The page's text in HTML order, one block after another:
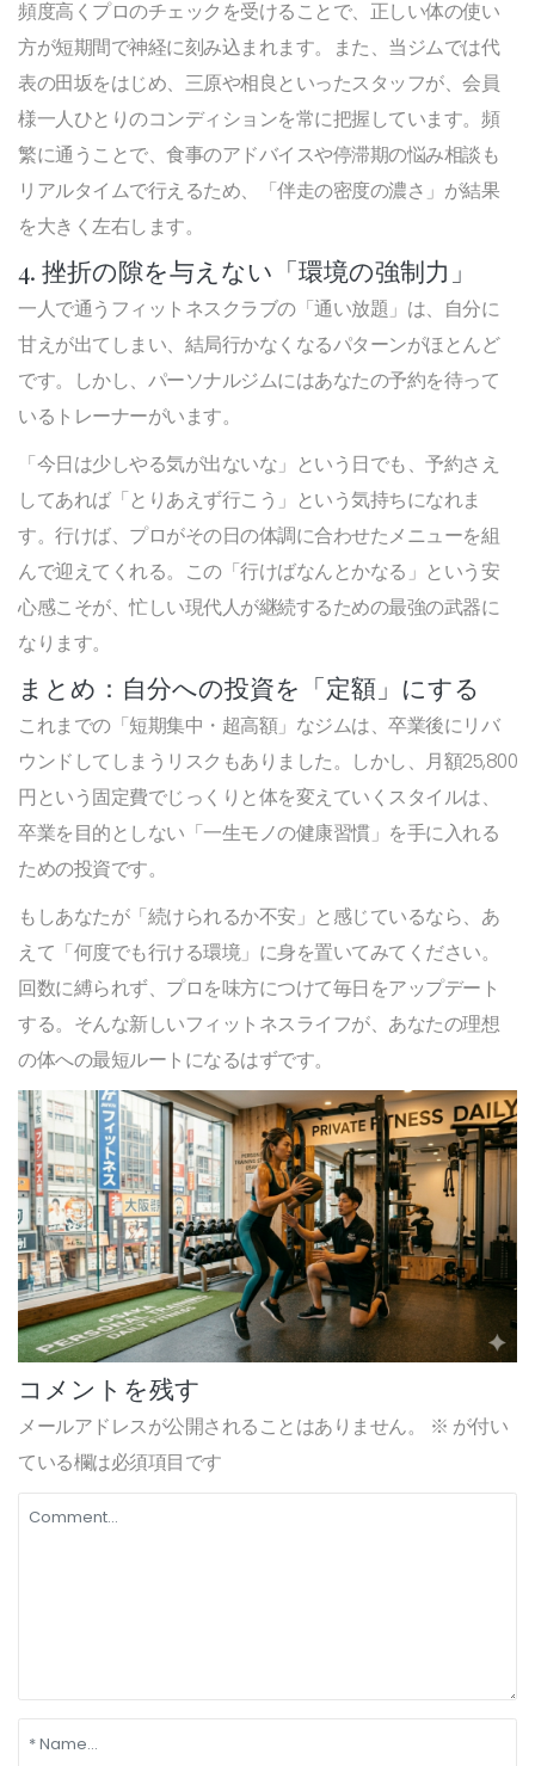
頻度高くプロのチェックを受けることで、正しい体の使い
方が短期間で神経に刻み込まれます。また、当ジムでは代
表の田坂をはじめ、三原や相良といったスタッフが、会員
様一人ひとりのコンディションを常に把握しています。頻
繁に通うことで、食事のアドバイスや停滞期の悩み相談も
リアルタイムで行えるため、「伴走の密度の濃さ」が結果
を大きく左右します。
4. 挫折の隙を与えない「環境の強制力」
一人で通うフィットネスクラブの「通い放題」は、自分に
甘えが出てしまい、結局行かなくなるパターンがほとんど
です。しかし、パーソナルジムにはあなたの予約を待って
いるトレーナーがいます。
「今日は少しやる気が出ないな」という日でも、予約さえ
してあれば「とりあえず行こう」という気持ちになれま
す。行けば、プロがその日の体調に合わせたメニューを組
んで迎えてくれる。この「行けばなんとかなる」という安
心感こそが、忙しい現代人が継続するための最強の武器に
なります。
まとめ：自分への投資を「定額」にする
これまでの「短期集中・超高額」なジムは、卒業後にリバ
ウンドしてしまうリスクもありました。しかし、月額25,800
円という固定費でじっくりと体を変えていくスタイルは、
卒業を目的としない「一生モノの健康習慣」を手に入れる
ための投資です。
もしあなたが「続けられるか不安」と感じているなら、あ
えて「何度でも行ける環境」に身を置いてみてください。
回数に縛られず、プロを味方につけて毎日をアップデート
する。そんな新しいフィットネスライフが、あなたの理想
の体への最短ルートになるはずです。
コメントを残す
メールアドレスが公開されることはありません。 ※ が付い
ている欄は必須項目です